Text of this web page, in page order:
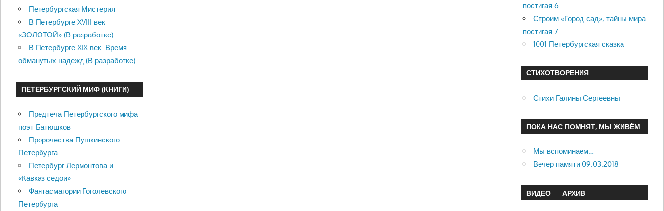
Петербургская Мистерия
В Петербурге XVIII век
«ЗОЛОТОЙ» (В разработке)
В Петербурге XIX век. Время
обманутых надежд (В разработке)
ПЕТЕРБУРГСКИЙ МИФ (КНИГИ)
Предтеча Петербургского мифа
поэт Батюшков
Пророчества Пушкинского
Петербурга
Петербург Лермонтова и
«Кавказ седой»
Фантасмагории Гоголевского
Петербурга
постигая 6
Строим «Город-сад», тайны мира
постигая 7
1001 Петербургская сказка
СТИХОТВОРЕНИЯ
Стихи Галины Сергеевны
ПОКА НАС ПОМНЯТ, МЫ ЖИВЁМ
Мы вспоминаем…
Вечер памяти 09.03.2018
ВИДЕО — АРХИВ